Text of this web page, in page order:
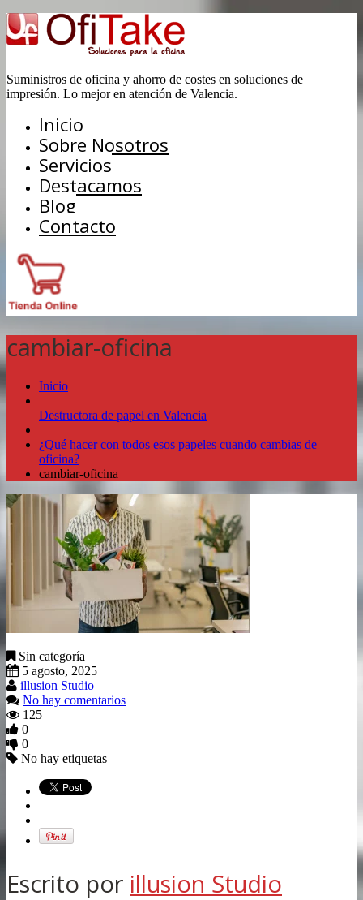
Suministros de oficina y ahorro de costes en soluciones de
impresión. Lo mejor en atención de Valencia.
Inicio
Sobre Nosotros
Servicios
Destacamos
Blog
Contacto
cambiar-oficina
Inicio
Destructora de papel en Valencia
¿Qué hacer con todos esos papeles cuando cambias de
oficina?
cambiar-oficina
Sin categoría
5 agosto, 2025
illusion Studio
No hay comentarios
125
0
0
No hay etiquetas
Escrito por illusion Studio